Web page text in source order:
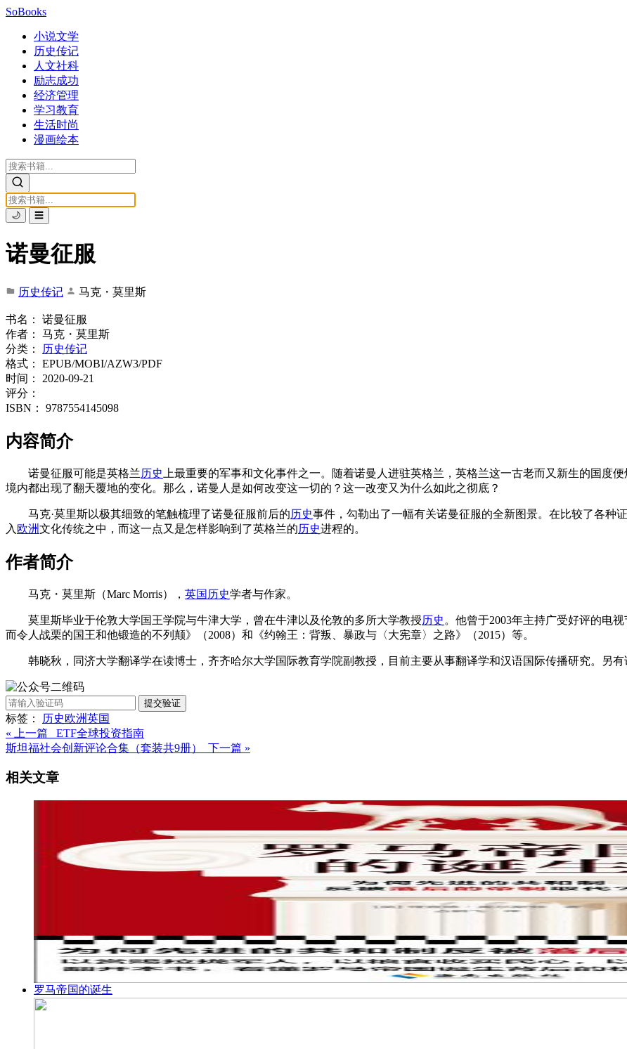
SoBooks
小说文学
历史传记
人文社科
励志成功
经济管理
学习教育
生活时尚
漫画绘本
🌙 ☰
诺曼征服
历史传记 马克・莫里斯
书名：
诺曼征服
作者：
马克・莫里斯
分类：
历史传记
格式：
EPUB/MOBI/AZW3/PDF
时间：
2020-09-21
评分：
ISBN：
9787554145098
内容简介
诺曼征服可能是英格兰历史 上最重要的军事和文化事件之一。随着诺曼人进驻英格兰，英格兰这一古老而又新生的国度
境内都出现了翻天覆地的变化。那么，诺曼人是如何改变这一切的？这一改变又为什么如此之彻底？
马克·莫里斯以极其细致的笔触梳理了诺曼征服前后的历史事件，勾勒出了一幅有关诺曼征服的全新图景。在比较了各种
入 欧洲文化传统之中，而这一点又是怎样影响到了英格兰的历史进程的。
作者简介
马克・莫里斯（Marc Morris）， 英国 历史学者与作家。
莫里斯毕业于伦敦大学国王学院与牛津大学，曾在牛津以及伦敦的多所大学教授历史 。他曾于2003年主持广受好评的电
而令人战栗的国王和他锻造的不列颠》（2008）和《约翰王：背叛、暴政与〈大宪章〉之路》（2015）等。
韩晓秋，同济大学翻译学在读博士，齐齐哈尔大学国际教育学院副教授，目前主要从事翻译学和汉语国际传播研究。另有
提交验证
标签： 历史欧洲英国
« 上一篇 ETF全球投资指南
斯坦福社会创新评论合集（套装共9册） 下一篇 »
相关文章
罗马帝国的诞生